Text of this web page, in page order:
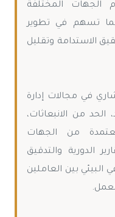
الجهات المختلفة
كما تسهم في تطوير
الاستدامة وتقليل
في مجالات إدارة
الحد من الانبعاثات،
من الجهات
الدورية والتدقيق
البيئي بين العاملين